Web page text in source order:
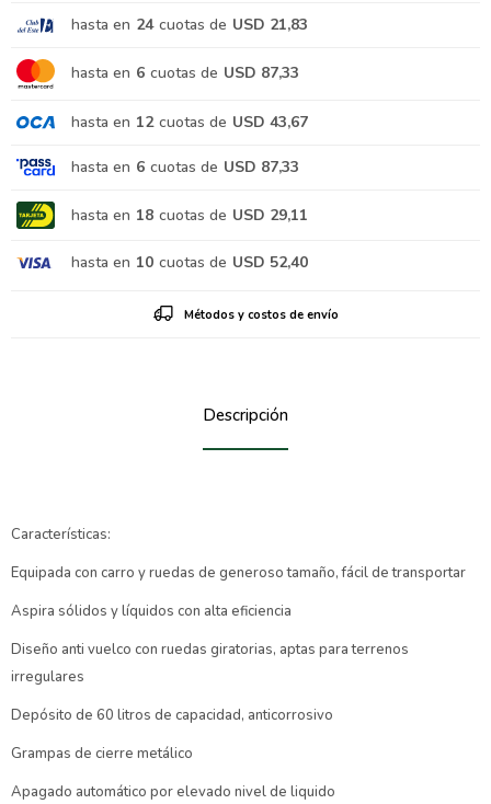
hasta en 24 cuotas de USD 21,83
hasta en 6 cuotas de USD 87,33
hasta en 12 cuotas de USD 43,67
hasta en 6 cuotas de USD 87,33
hasta en 18 cuotas de USD 29,11
hasta en 10 cuotas de USD 52,40
Métodos y costos de envío
Descripción
Características:
Equipada con carro y ruedas de generoso tamaño, fácil de transportar
Aspira sólidos y líquidos con alta eficiencia
Diseño anti vuelco con ruedas giratorias, aptas para terrenos
irregulares
Depósito de 60 litros de capacidad, anticorrosivo
Grampas de cierre metálico
Apagado automático por elevado nivel de liquido